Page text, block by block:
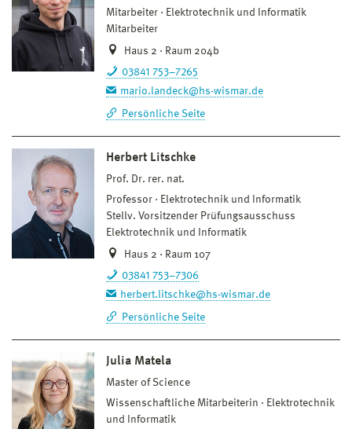
Mitarbeiter
Elektrotechnik und Informatik
Mitarbeiter
Haus 2 · Raum 204b
03841 753–7265
mario.landeck@hs-wismar.de
Persönliche Seite
Herbert Litschke
Prof. Dr. rer. nat.
Professor
Elektrotechnik und Informatik
Stellv. Vorsitzender Prüfungsausschuss
Elektrotechnik und Informatik
Haus 2 · Raum 107
03841 753–7306
herbert.litschke@hs-wismar.de
Persönliche Seite
Julia Matela
Master of Science
Wissenschaftliche Mitarbeiterin
Elektrotechnik
und Informatik